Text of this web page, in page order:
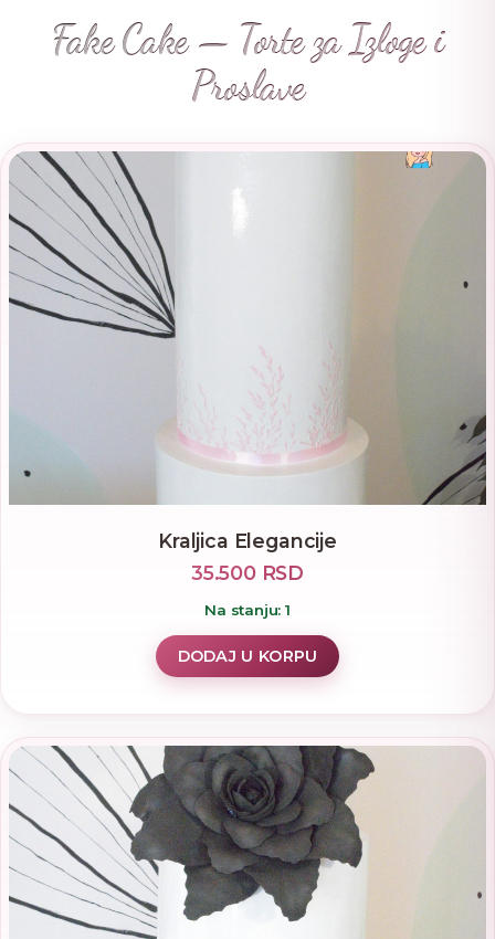
Fake Cake — Torte za Izloge i
Proslave
Kraljica Elegancije
35.500 RSD
Na stanju: 1
DODAJ U KORPU